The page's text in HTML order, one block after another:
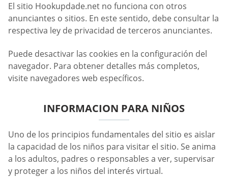
El sitio Hookupdade.net no funciona con otros
anunciantes o sitios. En este sentido, debe consultar la
respectiva ley de privacidad de terceros anunciantes.
Puede desactivar las cookies en la configuración del
navegador. Para obtener detalles más completos,
visite navegadores web específicos.
INFORMACION PARA NIÑOS
Uno de los principios fundamentales del sitio es aislar
la capacidad de los niños para visitar el sitio. Se anima
a los adultos, padres o responsables a ver, supervisar
y proteger a los niños del interés virtual.